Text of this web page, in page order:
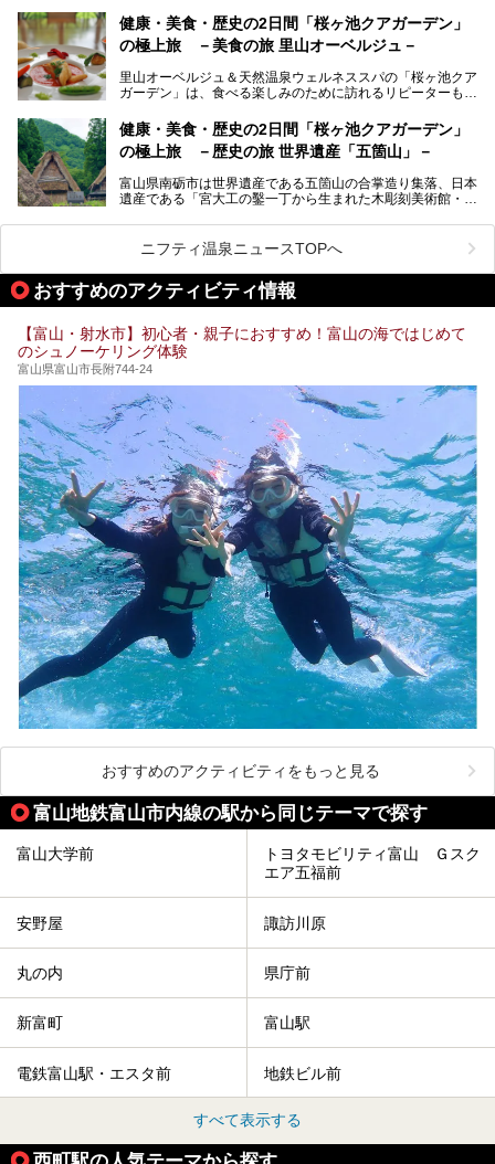
るので、ゆったり楽しみながら美しく健康に。
そんな「桜ヶ池クアガーデン」の天然温泉バイタルプールと
ートしたいと思います。
健康・美食・歴史の2日間「桜ヶ池クアガーデン」
の極上旅 －美食の旅 里山オーベルジュ－
里山オーベルジュ＆天然温泉ウェルネススパの「桜ヶ池クア
ガーデン」は、食べる楽しみのために訪れるリピーターも多
月、水はフレンチ、火、木は和食、土日はその両方がランチ
とディナーで味わえます。オリジナルのスイーツも評判で
す。
そんな「桜ヶ池クアガーデン」に宿泊して、食を満喫してき
たのでじっくりご紹介します！
健康・美食・歴史の2日間「桜ヶ池クアガーデン」
の極上旅 －歴史の旅 世界遺産「五箇山」－
富山県南砺市は世界遺産である五箇山の合掌造り集落、日本
遺産である「宮大工の鑿一丁から生まれた木彫刻美術館・井
小京都・城端と、とても魅力的な観光スポットがたくさんあ
ります。
城端の郊外に建つ里山オーベルジュ＆温泉ウェルネススパ
「桜ヶ池クアガーデン」に泊まって、歴史の旅にお出かけし
てみませんか？
ニフティ温泉ニュースTOPへ
おすすめのアクティビティ情報
【富山・射水市】初心者・親子におすすめ！富山の海ではじめて
のシュノーケリング体験
富山県富山市長附744-24
おすすめのアクティビティをもっと見る
富山地鉄富山市内線の駅から同じテーマで探す
富山大学前
トヨタモビリティ富山 Ｇスク
エア五福前
安野屋 諏訪川原
丸の内 県庁前
新富町 富山駅
電鉄富山駅・エスタ前 地鉄ビル前
すべて表示する